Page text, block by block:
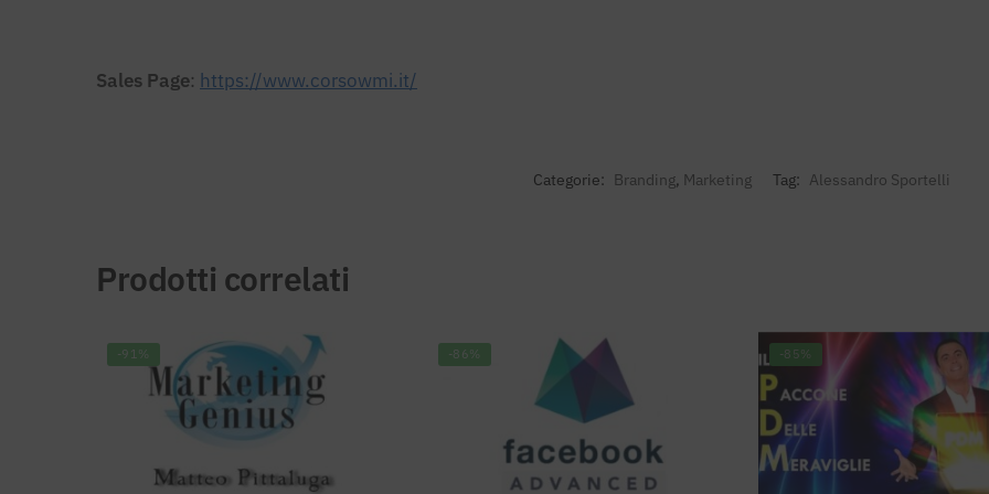
Sales Page: https://www.corsowmi.it/
Categorie: Branding, Marketing Tag: Alessandro Sportelli
Prodotti correlati
-91% -86% -85%